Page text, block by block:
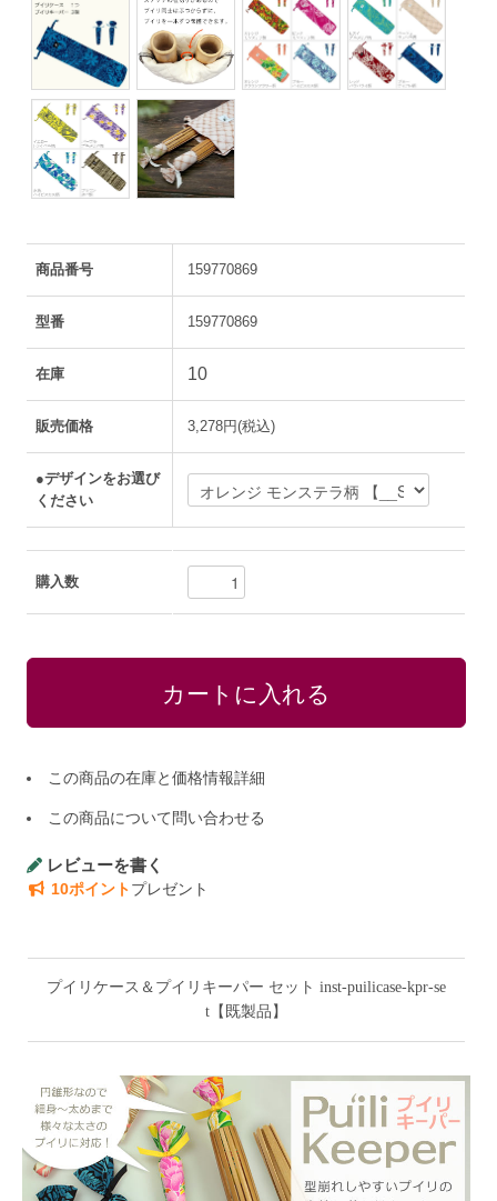
商品番号 159770869
型番 159770869
在庫 10
販売価格 3,278円(税込)
●デザインをお選び
ください
購入数
この商品の在庫と価格情報詳細
この商品について問い合わせる
レビューを書く
10ポイントプレゼント
プイリケース＆プイリキーパー セット inst-puilicase-kpr-se
t【既製品】